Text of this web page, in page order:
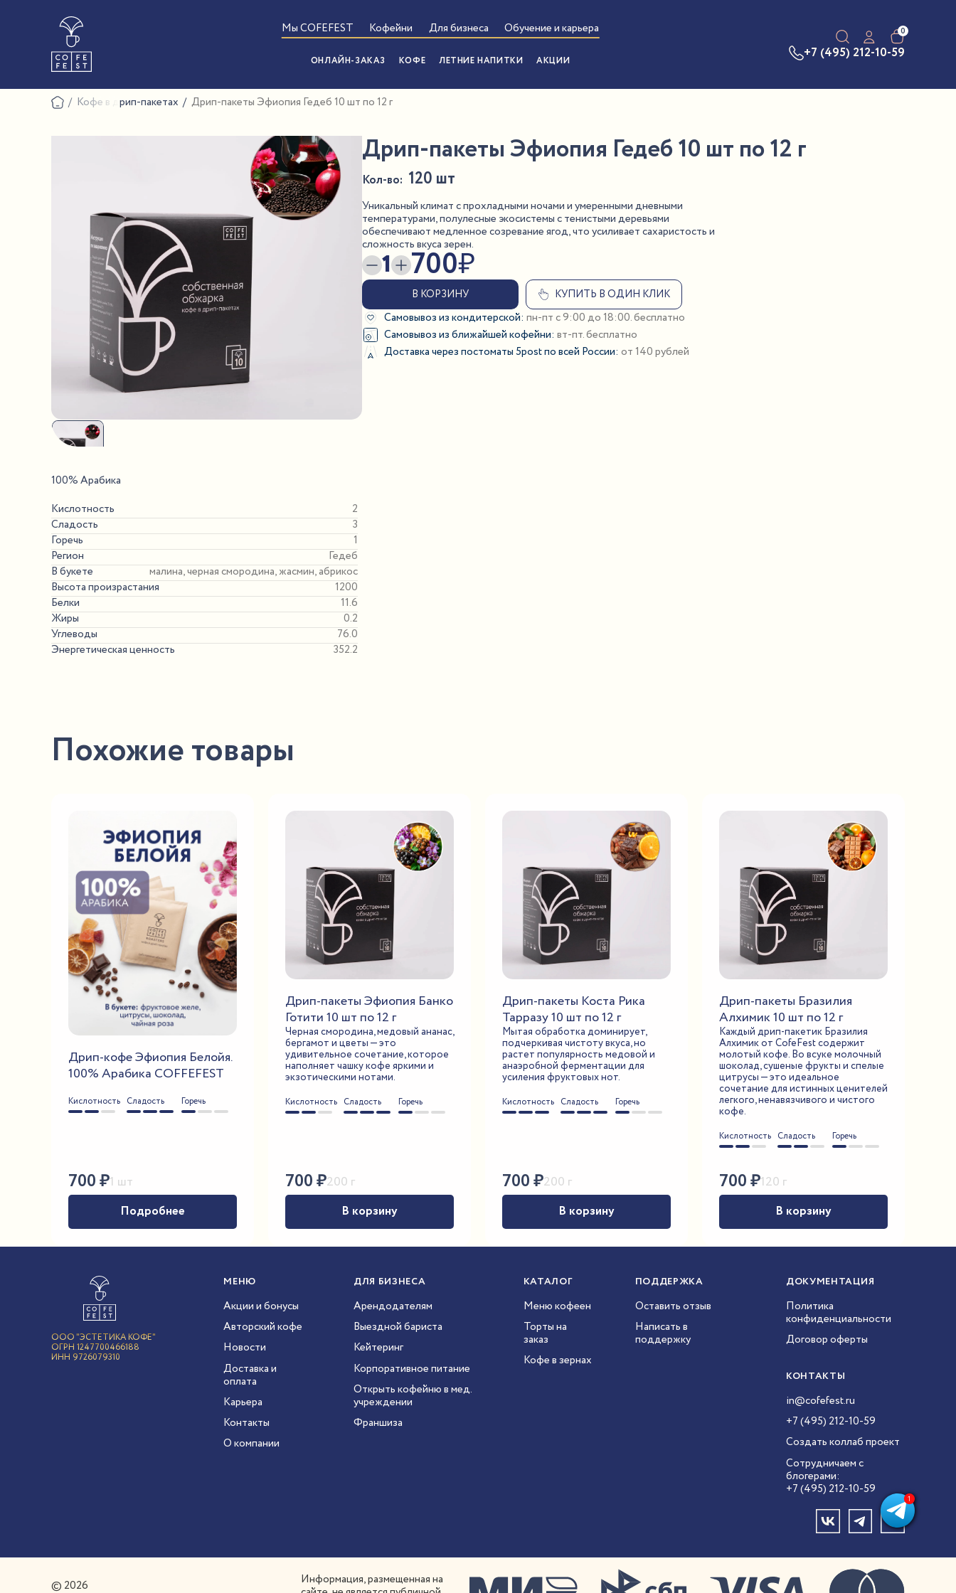
Мы COFEFEST Кофейни Для бизнеса Обучение и карьера
ОНЛАЙН-ЗАКАЗ КОФЕ ЛЕТНИЕ НАПИТКИ АКЦИИ
0
+7 (495) 212-10-59
Кофе в дрип-пакетах Дрип-пакеты Эфиопия Гедеб 10 шт по 12 г
100% Арабика
Кислотность
2
Сладость
3
Горечь
1
Регион
Гедеб
В букете
малина, черная смородина, жасмин, абрикос
Высота произрастания
1200
Белки
11.6
Жиры
0.2
Углеводы
76.0
Энергетическая ценность
352.2
Дрип-пакеты Эфиопия Гедеб 10 шт по 12 г
Кол-во: 120 шт
Уникальный климат с прохладными ночами и умеренными дневными
температурами, полулесные экосистемы с тенистыми деревьями
обеспечивают медленное созревание ягод, что усиливает сахаристость и
сложность вкуса зерен.
1 700₽
В КОРЗИНУ КУПИТЬ В ОДИН КЛИК
Самовывоз из кондитерской:пн-пт с 9:00 до 18:00. бесплатно
Самовывоз из ближайшей кофейни:вт-пт. бесплатно
Доставка через постоматы 5post по всей России:от 140 рублей
Похожие товары
Дрип-кофе Эфиопия Белойя.
100% Арабика COFFEFEST
Кислотность Сладость Горечь
700₽1 шт
Подробнее
Дрип-пакеты Эфиопия Банко
Готити 10 шт по 12 г
Черная смородина, медовый ананас,
бергамот и цветы — это
удивительное сочетание, которое
наполняет чашку кофе яркими и
экзотическими нотами.
Кислотность Сладость Горечь
700₽200 г
В корзину
Дрип-пакеты Коста Рика
Тарразу 10 шт по 12 г
Мытая обработка доминирует,
подчеркивая чистоту вкуса, но
растет популярность медовой и
анаэробной ферментации для
усиления фруктовых нот.
Кислотность Сладость Горечь
700₽200 г
В корзину
Дрип-пакеты Бразилия
Алхимик 10 шт по 12 г
Каждый дрип-пакетик Бразилия
Алхимик от CofeFest содержит
молотый кофе. Во всуке молочный
шоколад, сушеные фрукты и спелые
цитрусы — это идеальное
сочетание для истинных ценителей
легкого, ненавязчивого и чистого
кофе.
Кислотность Сладость Горечь
700₽120 г
В корзину
ПОКАЗАТЬ ПОСТОМАТЫ
ООО "ЭСТЕТИКА КОФЕ"
ОГРН 1247700466188
ИНН 9726079310
МЕНЮ
Акции и бонусы
Авторский кофе
Новости
Доставка и
оплата
Карьера
Контакты
О компании
ДЛЯ БИЗНЕСА
Арендодателям
Выездной бариста
Кейтеринг
Корпоративное питание
Открыть кофейню в мед.
учреждении
Франшиза
КАТАЛОГ
Меню кофеен
Торты на
заказ
Кофе в зернах
ПОДДЕРЖКА
Оставить отзыв
Написать в
поддержку
ДОКУМЕНТАЦИЯ
Политика
конфиденциальности
Договор оферты
КОНТАКТЫ
in@cofefest.ru
+7 (495) 212-10-59
Создать коллаб проект
Сотрудничаем с
блогерами:
+7 (495) 212-10-59
© 2026
Информация, размещенная на